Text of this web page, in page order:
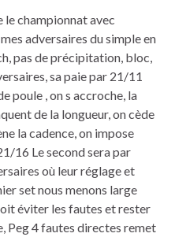
le championnat avec
adversaires du simple en
pas de précipitation, bloc,
sa paie par 21/11
poule , on s accroche, la
de la longueur, on cède
la cadence, on impose
16 Le second sera par
où leur réglage et
set nous menons large
éviter les fautes et rester
Peg 4 fautes directes remet